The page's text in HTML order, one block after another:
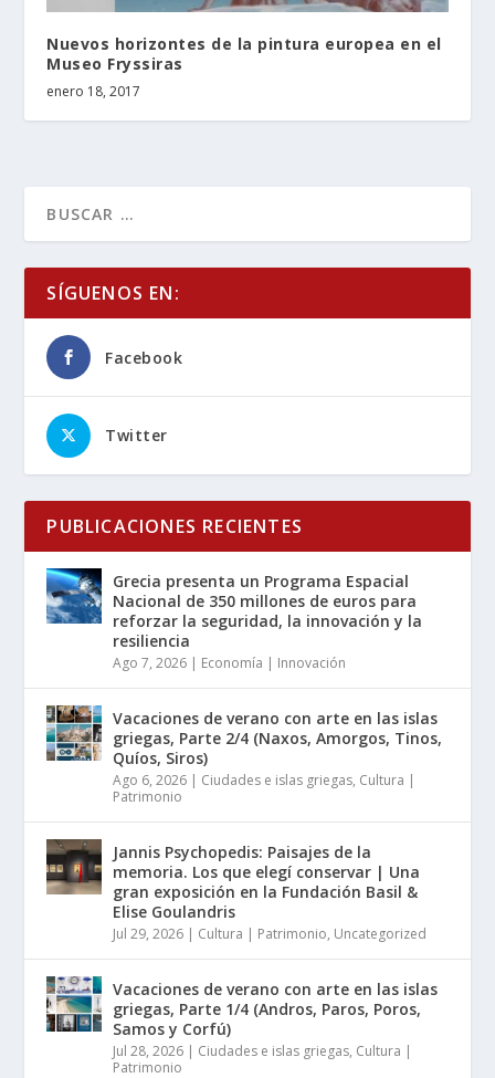
Nuevos horizontes de la pintura europea en el
Museo Fryssiras
enero 18, 2017
SÍGUENOS EN:
Facebook
Twitter
PUBLICACIONES RECIENTES
Grecia presenta un Programa Espacial
Nacional de 350 millones de euros para
reforzar la seguridad, la innovación y la
resiliencia
Ago 7, 2026 | Economía | Innovación
Vacaciones de verano con arte en las islas
griegas, Parte 2/4 (Naxos, Amorgos, Tinos,
Quíos, Siros)
Ago 6, 2026 | Ciudades e islas griegas, Cultura |
Patrimonio
Jannis Psychopedis: Paisajes de la
memoria. Los que elegí conservar | Una
gran exposición en la Fundación Basil &
Elise Goulandris
Jul 29, 2026 | Cultura | Patrimonio, Uncategorized
Vacaciones de verano con arte en las islas
griegas, Parte 1/4 (Andros, Paros, Poros,
Samos y Corfú)
Jul 28, 2026 | Ciudades e islas griegas, Cultura |
Patrimonio